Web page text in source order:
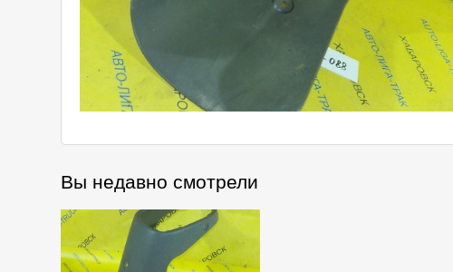
Вы недавно смотрели